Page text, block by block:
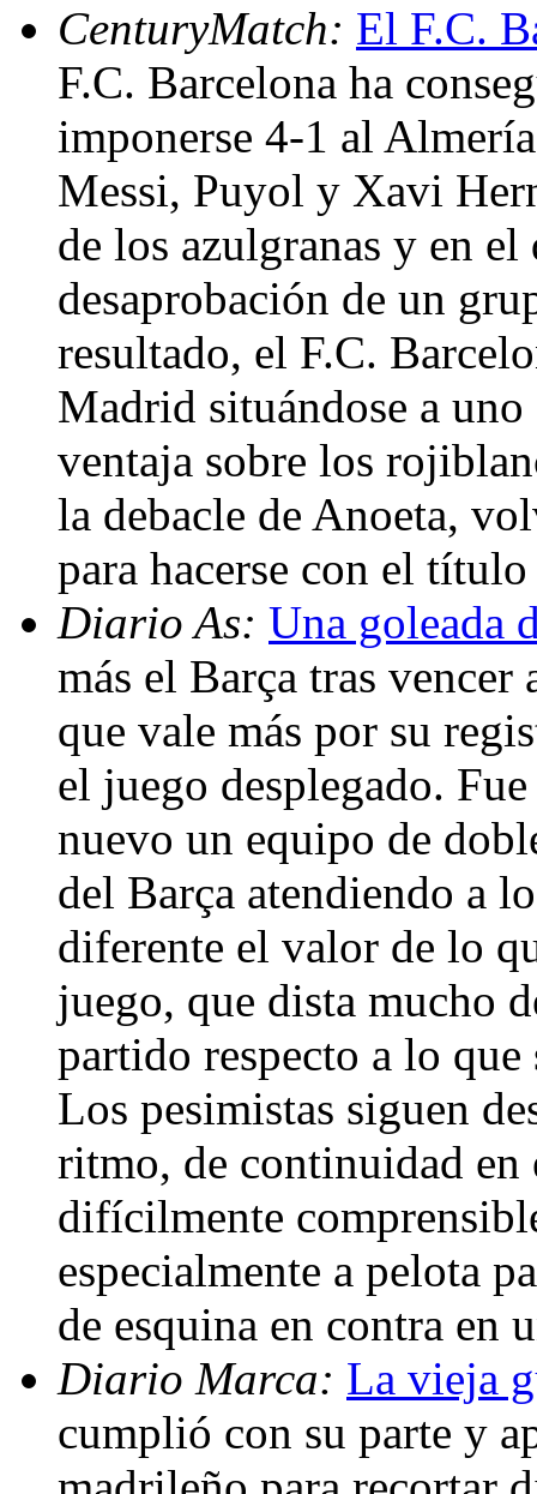
CenturyMatch: El F.C.
F.C. Barcelona ha
imponerse 4-1 al
Messi, Puyol y Xavi
de los azulgranas y en
desaprobación de un
resultado, el F.C.
Madrid situándose a
ventaja sobre los
la debacle de Anoeta,
para hacerse con el
Diario As: Una goleada
más el Barça tras
que vale más por su
el juego desplegado.
nuevo un equipo de
del Barça atendiendo a
diferente el valor de lo
juego, que dista mucho
partido respecto a lo que
Los pesimistas siguen
ritmo, de continuidad en
difícilmente
especialmente a pelota
de esquina en contra
Diario Marca: La vieja
cumplió con su parte y